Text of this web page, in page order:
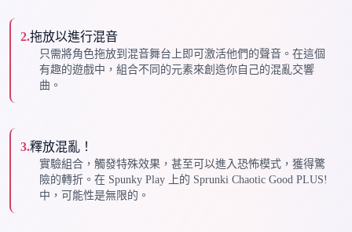
2.拖放以進行混音
只需將角色拖放到混音舞台上即可激活他們的聲音。在這個
有趣的遊戲中，組合不同的元素來創造你自己的混亂交響
曲。
3.釋放混亂！
實驗組合，觸發特殊效果，甚至可以進入恐怖模式，獲得驚
險的轉折。在 Spunky Play 上的 Sprunki Chaotic Good PLUS!
中，可能性是無限的。